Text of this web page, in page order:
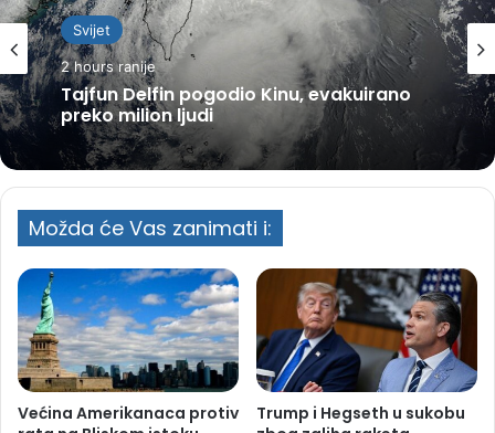
Svijet
2 hours ranije
Tajfun Delfin pogodio Kinu, evakuirano
preko milion ljudi
Možda će Vas zanimati i:
Većina Amerikanaca protiv
Trump i Hegseth u sukobu